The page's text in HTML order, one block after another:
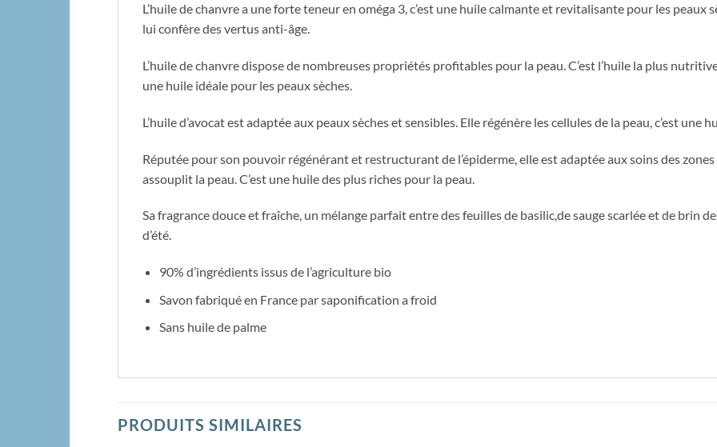
L’huile de chanvre a une forte teneur en oméga 3, c’est une huile calmante et revitalisante pour les peaux
lui confère des vertus anti-âge.
L’huile de chanvre dispose de nombreuses propriétés profitables pour la peau. C’est l’huile la plus
une huile idéale pour les peaux sèches.
L’huile d’avocat est adaptée aux peaux sèches et sensibles. Elle régénère les cellules de la peau, c’est
Réputée pour son pouvoir régénérant et restructurant de l’épiderme, elle est adaptée aux soins des
assouplit la peau. C’est une huile des plus riches pour la peau.
Sa fragrance douce et fraîche, un mélange parfait entre des feuilles de basilic,de sauge scarlée et de brin
d’été.
90% d’ingrédients issus de l’agriculture bio
Savon fabriqué en France par saponification a froid
Sans huile de palme
PRODUITS SIMILAIRES